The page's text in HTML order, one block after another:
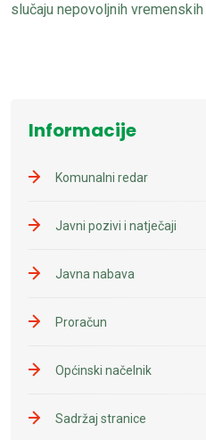
slučaju nepovoljnih
Informacije
Komunalni redar
Javni pozivi i natječaji
Javna nabava
Proračun
Općinski načelnik
Sadržaj stranice